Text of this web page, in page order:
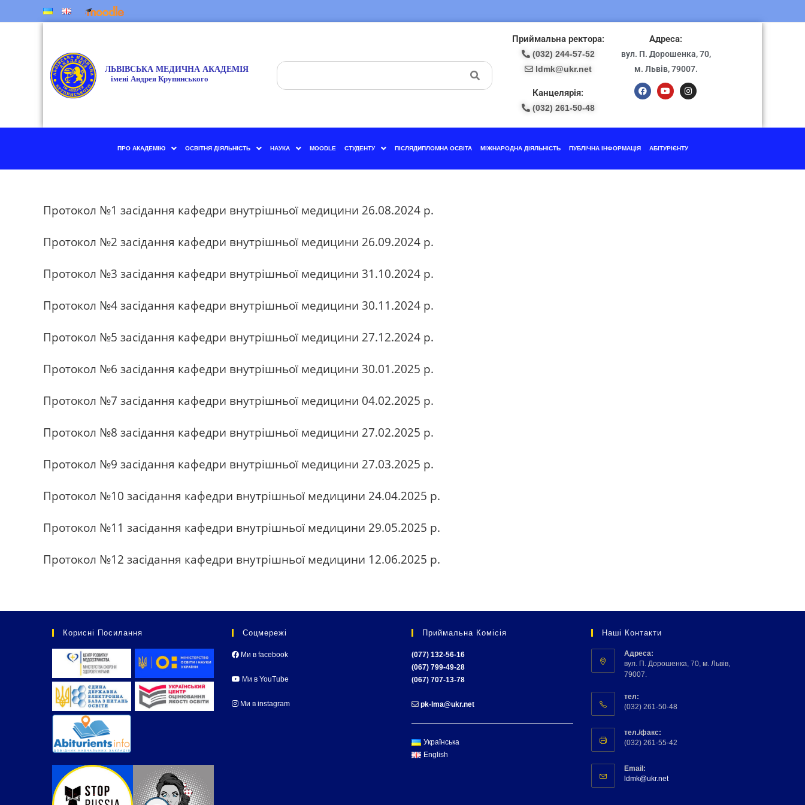
Приймальна ректора:
(032) 244-57-52
ldmk@ukr.net
Канцелярія:
(032) 261-50-48
Адреса:
вул. П. Дорошенка, 70,
м. Львів, 79007.
ПРО АКАДЕМІЮ ОСВІТНЯ ДІЯЛЬНІСТЬ НАУКА MOODLE СТУДЕНТУ ПІСЛЯДИПЛОМНА ОСВІТА МІЖНАРОДНА ДІЯЛЬНІСТЬ ПУБЛІЧНА ІНФОРМАЦІЯ АБІТУРІЄНТУ
Протокол №1 засідання кафедри внутрішньої медицини 26.08.2024 р.
Протокол №2 засідання кафедри внутрішньої медицини 26.09.2024 р.
Протокол №3 засідання кафедри внутрішньої медицини 31.10.2024 р.
Протокол №4 засідання кафедри внутрішньої медицини 30.11.2024 р.
Протокол №5 засідання кафедри внутрішньої медицини 27.12.2024 р.
Протокол №6 засідання кафедри внутрішньої медицини 30.01.2025 р.
Протокол №7 засідання кафедри внутрішньої медицини 04.02.2025 р.
Протокол №8 засідання кафедри внутрішньої медицини 27.02.2025 р.
Протокол №9 засідання кафедри внутрішньої медицини 27.03.2025 р.
Протокол №10 засідання кафедри внутрішньої медицини 24.04.2025 р.
Протокол №11 засідання кафедри внутрішньої медицини 29.05.2025 р.
Протокол №12 засідання кафедри внутрішньої медицини 12.06.2025 р.
Корисні Посилання Соцмережі
Ми в facebook
Ми в YouTube
Ми в instagram
Приймальна Комісія
(077) 132-56-16
(067) 799-49-28
(067) 707-13-78
pk-lma@ukr.net
Українська
English
Наші Контакти
Адреса:
вул. П. Дорошенка, 70, м. Львів,
79007.
тел:
(032) 261-50-48
тел./факс:
(032) 261-55-42
Email:
ldmk@ukr.net